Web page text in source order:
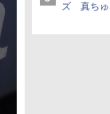
ズ 真ちゅ